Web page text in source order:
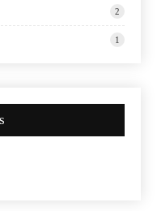
2
1